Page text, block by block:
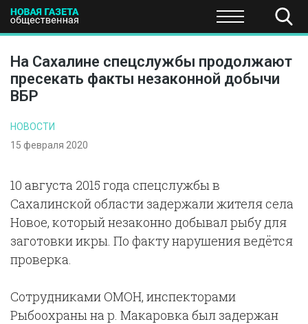
ПОЛИТИКА ЭКОНОМИКА НАУКА И
На Сахалине спецслужбы продолжают
пресекать факты незаконной добычи
ВБР
НОВОСТИ
15 февраля 2020
10 августа 2015 года спецслужбы в
Сахалинской области задержали жителя села
Новое, который незаконно добывал рыбу для
заготовки икры. По факту нарушения ведётся
проверка.
Сотрудниками ОМОН, инспекторами
Рыбоохраны на р. Макаровка был задержан